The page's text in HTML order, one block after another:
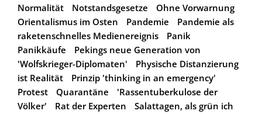
Normalität
Notstandsgesetze
Ohne Vorwarnung
Orientalismus im Osten
Pandemie
Pandemie als
raketenschnelles Medienereignis
Panik
Panikkäufe
Pekings neue Generation von
'Wolfskrieger-Diplomaten'
Physische Distanzierung
ist Realität
Prinzip 'thinking in an emergency'
Protest
Quarantäne
'Rassentuberkulose der
Völker'
Rat der Experten
Salattagen, als grün ich